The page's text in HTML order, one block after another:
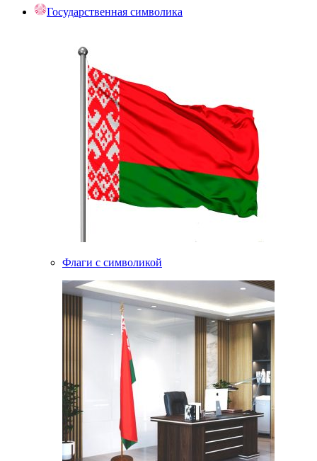
Государственная символика
Флаги с символикой